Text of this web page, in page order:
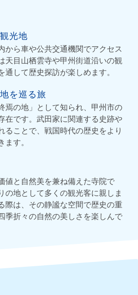
光地
から車や公共交通機関でアクセス
天目山栖雲寺や甲州街道沿いの観
して歴史探訪が楽しめます。
を巡る旅
焉の地」として知られ、甲州市の
在です。武田家に関連する史跡や
ることで、戦国時代の歴史をより
す。
値と自然美を兼ね備えた寺院で
の地として多くの観光客に親しま
際は、その静謐な空間で歴史の重
季折々の自然の美しさを楽しんで